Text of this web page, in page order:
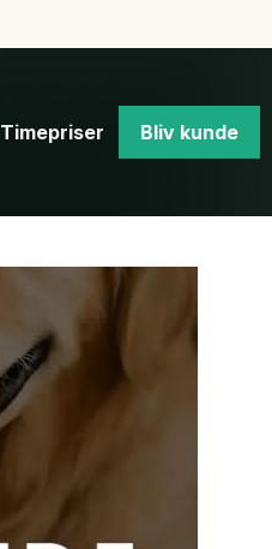
Timepriser Bliv kunde